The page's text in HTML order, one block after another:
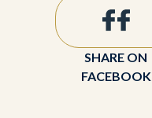
SHARE ON
FACEBOOK